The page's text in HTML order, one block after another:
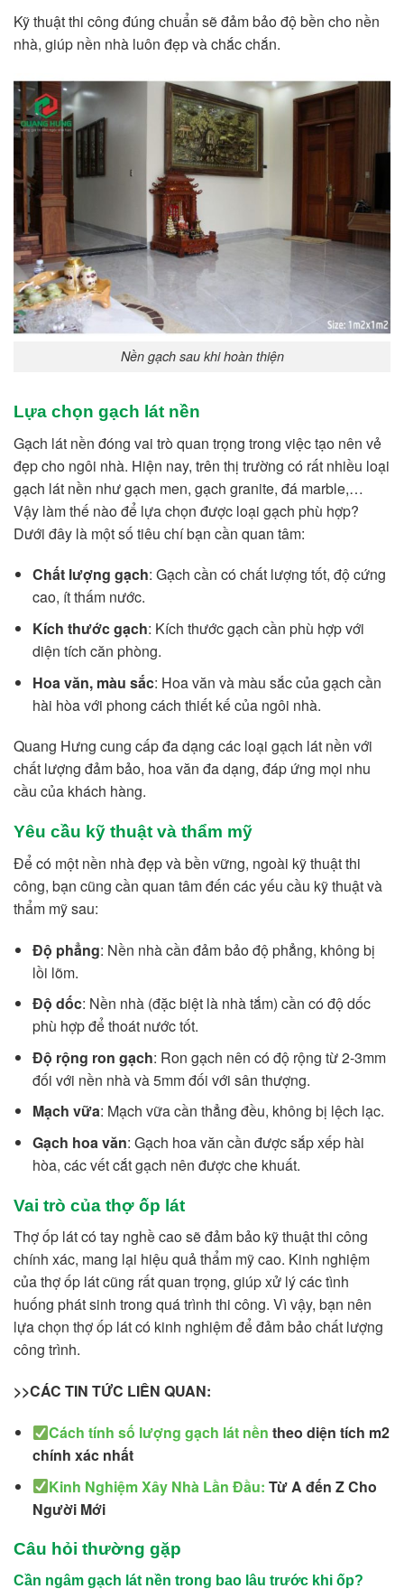
Kỹ thuật thi công đúng chuẩn sẽ đảm bảo độ bền cho nền
nhà, giúp nền nhà luôn đẹp và chắc chắn.
Nền gạch sau khi hoàn thiện
Lựa chọn gạch lát nền
Gạch lát nền đóng vai trò quan trọng trong việc tạo nên vẻ
đẹp cho ngôi nhà. Hiện nay, trên thị trường có rất nhiều loại
gạch lát nền như gạch men, gạch granite, đá marble,…
Vậy làm thế nào để lựa chọn được loại gạch phù hợp?
Dưới đây là một số tiêu chí bạn cần quan tâm:
Chất lượng gạch: Gạch cần có chất lượng tốt, độ cứng
cao, ít thấm nước.
Kích thước gạch: Kích thước gạch cần phù hợp với
diện tích căn phòng.
Hoa văn, màu sắc: Hoa văn và màu sắc của gạch cần
hài hòa với phong cách thiết kế của ngôi nhà.
Quang Hưng cung cấp đa dạng các loại gạch lát nền với
chất lượng đảm bảo, hoa văn đa dạng, đáp ứng mọi nhu
cầu của khách hàng.
Yêu cầu kỹ thuật và thẩm mỹ
Để có một nền nhà đẹp và bền vững, ngoài kỹ thuật thi
công, bạn cũng cần quan tâm đến các yếu cầu kỹ thuật và
thẩm mỹ sau:
Độ phẳng: Nền nhà cần đảm bảo độ phẳng, không bị
lồi lõm.
Độ dốc: Nền nhà (đặc biệt là nhà tắm) cần có độ dốc
phù hợp để thoát nước tốt.
Độ rộng ron gạch: Ron gạch nên có độ rộng từ 2-3mm
đối với nền nhà và 5mm đối với sân thượng.
Mạch vữa: Mạch vữa cần thẳng đều, không bị lệch lạc.
Gạch hoa văn: Gạch hoa văn cần được sắp xếp hài
hòa, các vết cắt gạch nên được che khuất.
Vai trò của thợ ốp lát
Thợ ốp lát có tay nghề cao sẽ đảm bảo kỹ thuật thi công
chính xác, mang lại hiệu quả thẩm mỹ cao. Kinh nghiệm
của thợ ốp lát cũng rất quan trọng, giúp xử lý các tình
huống phát sinh trong quá trình thi công. Vì vậy, bạn nên
lựa chọn thợ ốp lát có kinh nghiệm để đảm bảo chất lượng
công trình.
>>CÁC TIN TỨC LIÊN QUAN:
Cách tính số lượng gạch lát nền theo diện tích m2
chính xác nhất
Kinh Nghiệm Xây Nhà Lần Đầu: Từ A đến Z Cho
Người Mới
Câu hỏi thường gặp
Cần ngâm gạch lát nền trong bao lâu trước khi ốp?